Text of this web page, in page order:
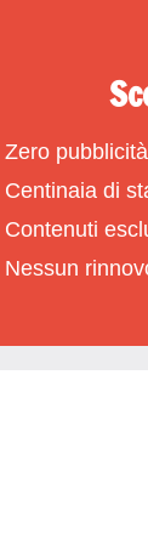
Zero pubblicità
Centinaia di
Contenuti
Nessun